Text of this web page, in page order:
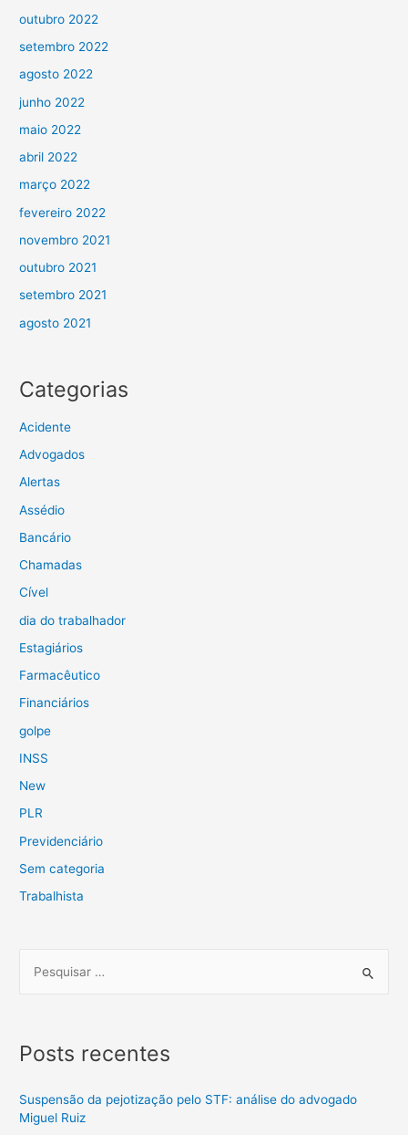
outubro 2022
setembro 2022
agosto 2022
junho 2022
maio 2022
abril 2022
março 2022
fevereiro 2022
novembro 2021
outubro 2021
setembro 2021
agosto 2021
Categorias
Acidente
Advogados
Alertas
Assédio
Bancário
Chamadas
Cível
dia do trabalhador
Estagiários
Farmacêutico
Financiários
golpe
INSS
New
PLR
Previdenciário
Sem categoria
Trabalhista
Posts recentes
Suspensão da pejotização pelo STF: análise do advogado
Miguel Ruiz